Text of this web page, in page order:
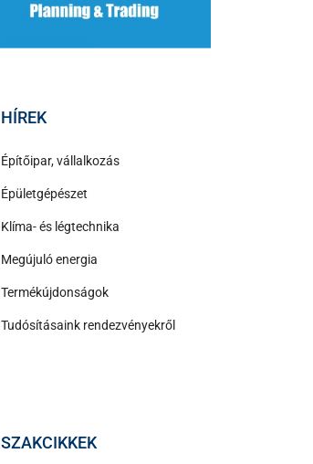
HÍREK
Építőipar, vállalkozás
Épületgépészet
Klíma- és légtechnika
Megújuló energia
Termékújdonságok
Tudósításaink rendezvényekről
SZAKCIKKEK